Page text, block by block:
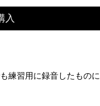
入
練習用に録音したものに